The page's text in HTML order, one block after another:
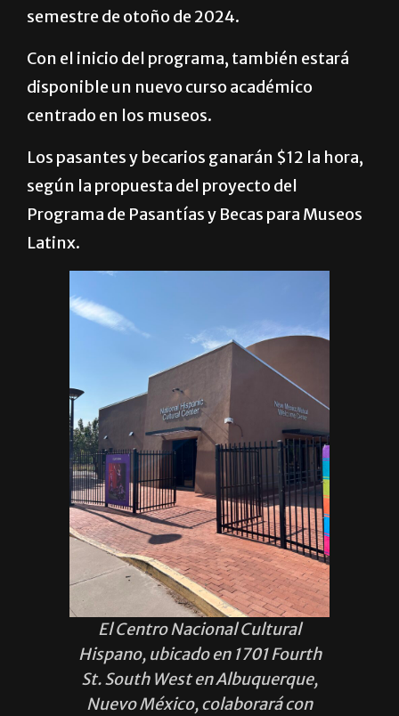
semestre de otoño de 2024.
Con el inicio del programa, también estará
disponible un nuevo curso académico
centrado en los museos.
Los pasantes y becarios ganarán $12 la hora,
según la propuesta del proyecto del
Programa de Pasantías y Becas para Museos
Latinx.
El Centro Nacional Cultural
Hispano, ubicado en 1701 Fourth
St. South West en Albuquerque,
Nuevo México, colaborará con